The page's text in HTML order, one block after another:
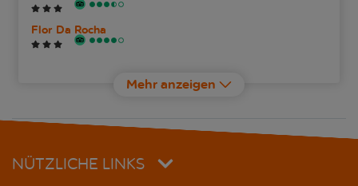
Flor Da Rocha
Jupiter Algarve Hotel
Mehr anzeigen
NÜTZLICHE LINKS